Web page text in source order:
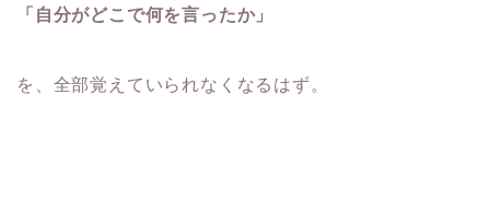
「自分がどこで何を言ったか」
を、全部覚えていられなくなるはず。